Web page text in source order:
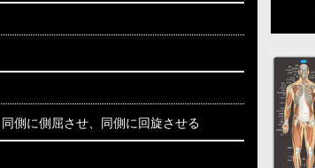
側に側屈させ、同側に回旋させる